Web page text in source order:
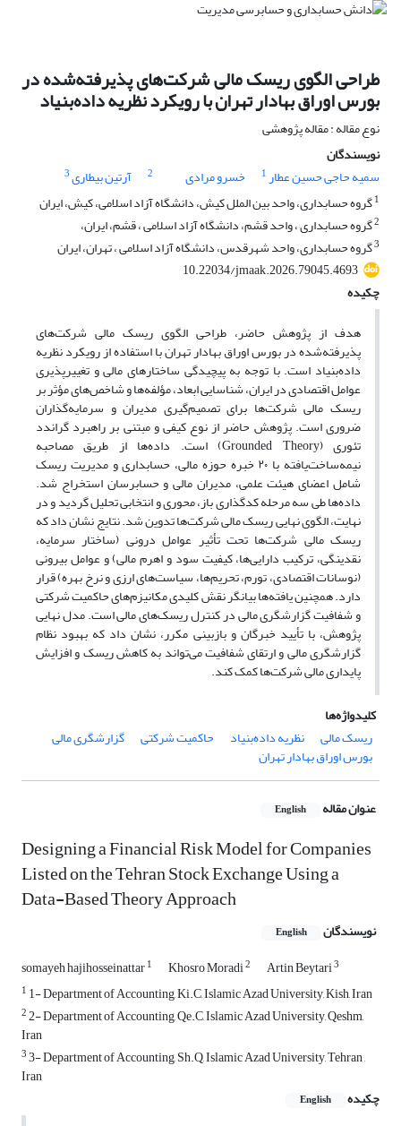
طراحی الگوی ریسک مالی شرکت‌های پذیرفته‌شده در
بورس اوراق بهادار تهران با رویکرد نظریه داده‌بنیاد
نوع مقاله : مقاله پژوهشی
نویسندگان
سمیه حاجی حسین عطار1 خسرو مرادی 2 آرتین بیطاری3
1گروه حسابداری، واحد بین الملل کیش، دانشگاه آزاد اسلامی، کیش، ایران
2گروه حسابداری ، واحد قشم، دانشگاه آزاد اسلامی ، قشم، ایران،
3گروه حسابداری، واحد شهرقدس، دانشگاه آزاد اسلامی ، تهران، ایران
10.22034/jmaak.2026.79045.4693
چکیده
هدف از پژوهش حاضر، طراحی الگوی ریسک مالی شرکت‌های
پذیرفته‌شده در بورس اوراق بهادار تهران با استفاده از رویکرد نظریه
داده‌بنیاد است. با توجه به پیچیدگی ساختارهای مالی و تغییرپذیری
عوامل اقتصادی در ایران، شناسایی ابعاد، مؤلفه‌ها و شاخص‌های مؤثر بر
ریسک مالی شرکت‌ها برای تصمیم‌گیری مدیران و سرمایه‌گذاران
ضروری است. پژوهش حاضر از نوع کیفی و مبتنی بر راهبرد گراندد
تئوری (Grounded Theory) است. داده‌ها از طریق مصاحبه
نیمه‌ساخت‌یافته با ۲۰ خبره حوزه مالی، حسابداری و مدیریت ریسک
شامل اعضای هیئت علمی، مدیران مالی و حسابرسان استخراج شد.
داده‌ها طی سه مرحله کدگذاری باز، محوری و انتخابی تحلیل گردید و در
نهایت، الگوی نهایی ریسک مالی شرکت‌ها تدوین شد. نتایج نشان داد که
ریسک مالی شرکت‌ها تحت تأثیر عوامل درونی (ساختار سرمایه،
نقدینگی، ترکیب دارایی‌ها، کیفیت سود و اهرم مالی) و عوامل بیرونی
(نوسانات اقتصادی، تورم، تحریم‌ها، سیاست‌های ارزی و نرخ بهره) قرار
دارد. همچنین یافته‌ها بیانگر نقش کلیدی مکانیزم‌های حاکمیت شرکتی
و شفافیت گزارشگری مالی در کنترل ریسک‌های مالی است. مدل نهایی
پژوهش، با تأیید خبرگان و بازبینی مکرر، نشان داد که بهبود نظام
گزارشگری مالی و ارتقای شفافیت می‌تواند به کاهش ریسک و افزایش
پایداری مالی شرکت‌ها کمک کند.
کلیدواژه‌ها
ریسک مالی
نظریه داده‌بنیاد حاکمیت شرکتی گزارشگری مالی
بورس اوراق بهادار تهران
عنوان مقاله English
Designing a Financial Risk Model for Companies
Listed on the Tehran Stock Exchange Using a
Data-Based Theory Approach
نویسندگان English
somayeh hajihosseinattar1 Khosro Moradi2 Artin Beytari3
1 1- Department of Accounting, Ki.C, Islamic Azad University, Kish, Iran
22- Department of Accounting, Qe.C, Islamic Azad University, Qeshm,
Iran
33- Department of Accounting, Sh.Q, Islamic Azad University, Tehran ,
Iran
چکیده
English